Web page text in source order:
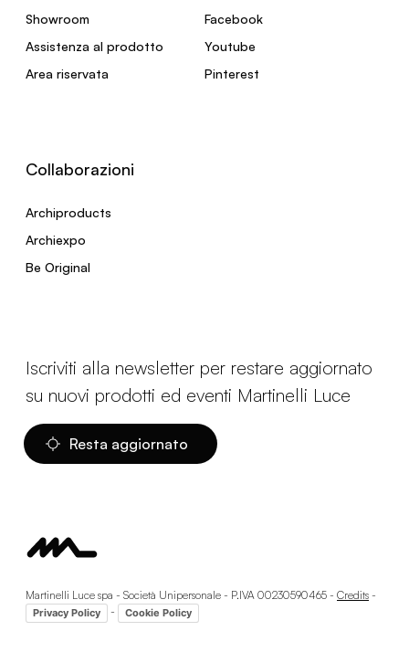
Showroom
Assistenza al prodotto
Area riservata
Facebook
Youtube
Pinterest
Collaborazioni
Archiproducts
Archiexpo
Be Original
Iscriviti alla newsletter per restare aggiornato
su nuovi prodotti ed eventi Martinelli Luce
Resta aggiornato
Martinelli Luce spa - Società Unipersonale - P.IVA 00230590465 - Credits -
Privacy Policy - Cookie Policy